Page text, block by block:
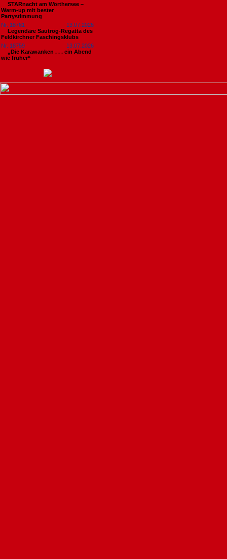
STARnacht am Wörthersee –
Warm-up mit bester
Partystimmung
Nr. 18761
13.07.2026
Legendäre Sautrog-Regatta des
Feldkirchner Faschingsklubs
Nr. 18759
13.07.2026
„Die Karawanken . . . ein Abend
wie früher“